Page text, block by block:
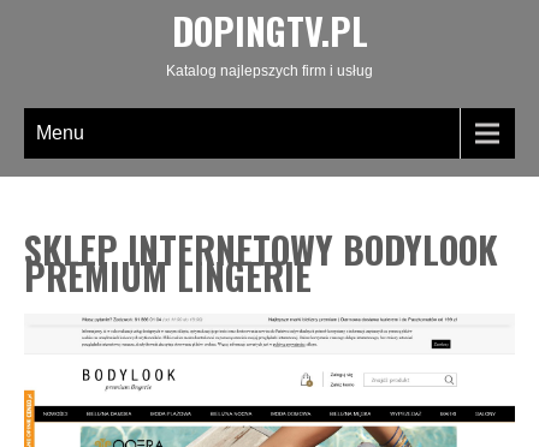
DOPINGTV.PL
Katalog najlepszych firm i usług
Menu
SKLEP INTERNETOWY BODYLOOK
PREMIUM LINGERIE